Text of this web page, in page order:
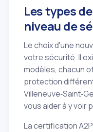
Les types
niveau de
Le choix d'une
votre sécurité. Il
modèles, chacun
protection
vous aider à y voir
La certification